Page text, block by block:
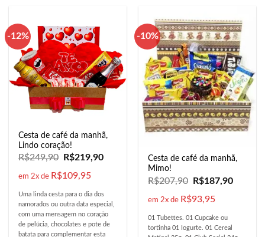
-12%
Cesta de café da manhã,
Lindo coração!
R$249,90 R$219,90
em 2x de R$109,95
Uma linda cesta para o dia dos
namorados ou outra data especial,
com uma mensagem no coração
de pelúcia, chocolates e pote de
batata para complementar esta
-10%
Cesta de café da manhã,
Mimo!
R$207,90 R$187,90
em 2x de R$93,95
01 Tubettes. 01 Cupcake ou
tortinha 01 Iogurte. 01 Cereal